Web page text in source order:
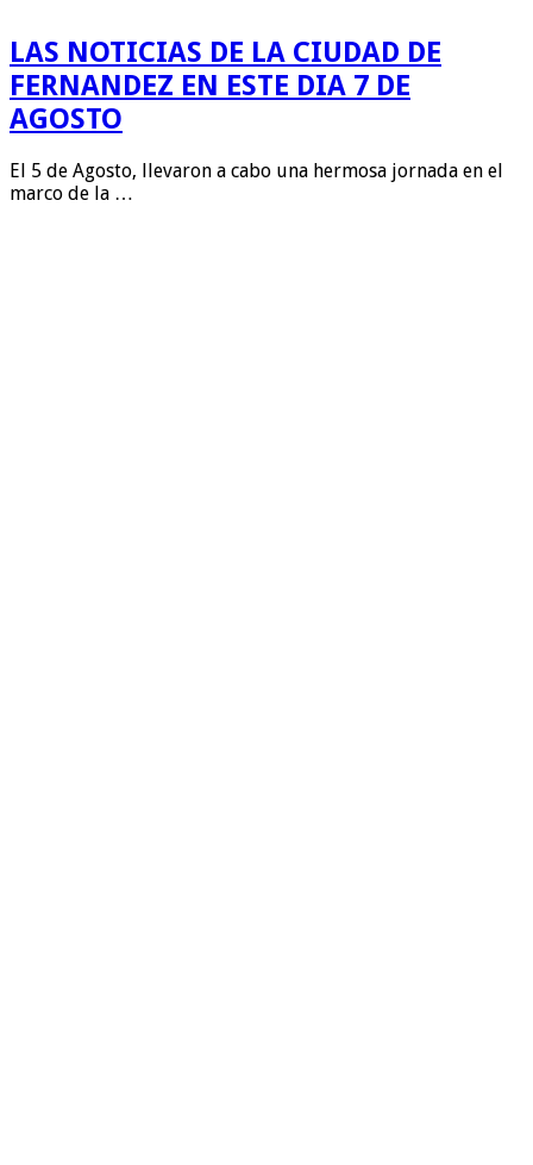
LAS NOTICIAS DE LA CIUDAD DE
FERNANDEZ EN ESTE DIA 7 DE
AGOSTO
El 5 de Agosto, llevaron a cabo una hermosa jornada en el
marco de la …